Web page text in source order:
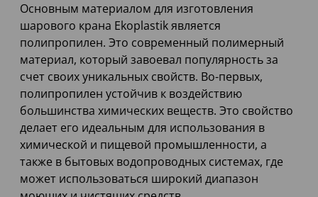
Основным материалом для изготовления
шарового крана Ekoplastik является
полипропилен. Это современный полимерный
материал, который завоевал популярность за
счет своих уникальных свойств. Во-первых,
полипропилен устойчив к воздействию
большинства химических веществ. Это свойство
делает его идеальным для использования в
химической и пищевой промышленности, а
также в бытовых водопроводных системах, где
может использоваться широкий диапазон